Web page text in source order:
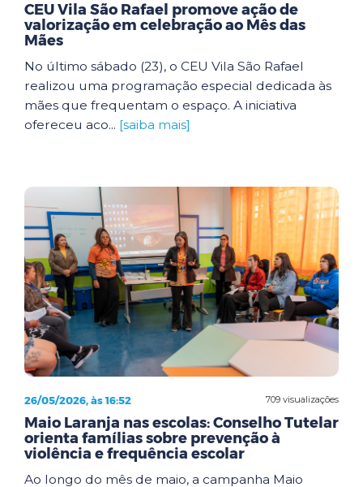
CEU Vila São Rafael promove ação de
valorização em celebração ao Mês das
Mães
No último sábado (23), o CEU Vila São Rafael
realizou uma programação especial dedicada às
mães que frequentam o espaço. A iniciativa
ofereceu aco... [saiba mais]
709 visualizações
26/05/2026, às 16:52
Maio Laranja nas escolas: Conselho Tutelar
orienta famílias sobre prevenção à
violência e frequência escolar
Ao longo do mês de maio, a campanha Maio